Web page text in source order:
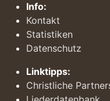
Info:
Kontakt
Statistiken
Datenschutz
Linktipps:
Christliche